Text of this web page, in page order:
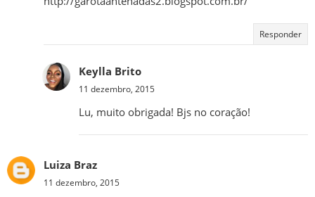
Responder
Keylla Brito
11 dezembro, 2015
Lu, muito obrigada! Bjs no coração!
Luiza Braz
11 dezembro, 2015